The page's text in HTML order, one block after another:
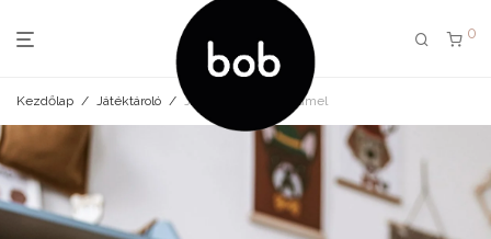
0
Kezdőlap / Játéktároló / Játéktároló XXL caramel